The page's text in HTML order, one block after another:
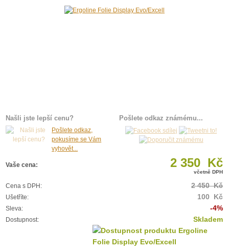
Našli jste lepší cenu?
Pošlete odkaz,
pokusíme se Vám
vyhovět...
Pošlete odkaz známému...
Vaše cena: 2 350 Kč
včetně DPH
Cena s DPH: 2 450 Kč
Ušetříte: 100 Kč
Sleva: -4%
Dostupnost: Skladem